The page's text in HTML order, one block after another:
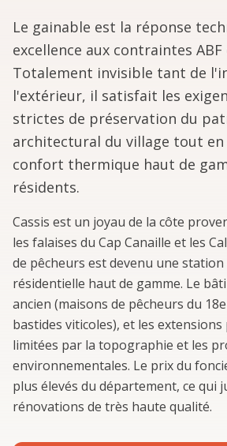
Le gainable est la réponse
excellence aux contraintes ABF
Totalement invisible tant de
l'extérieur, il satisfait les
strictes de préservation du
architectural du village tout
confort thermique haut de
résidents.
Cassis est un joyau de la côte
les falaises du Cap Canaille et les
de pêcheurs est devenu une
résidentielle haut de gamme. Le
ancien (maisons de pêcheurs du
bastides viticoles), et les
limitées par la topographie et les
environnementales. Le prix du
plus élevés du département, ce qui
rénovations de très haute qualité.